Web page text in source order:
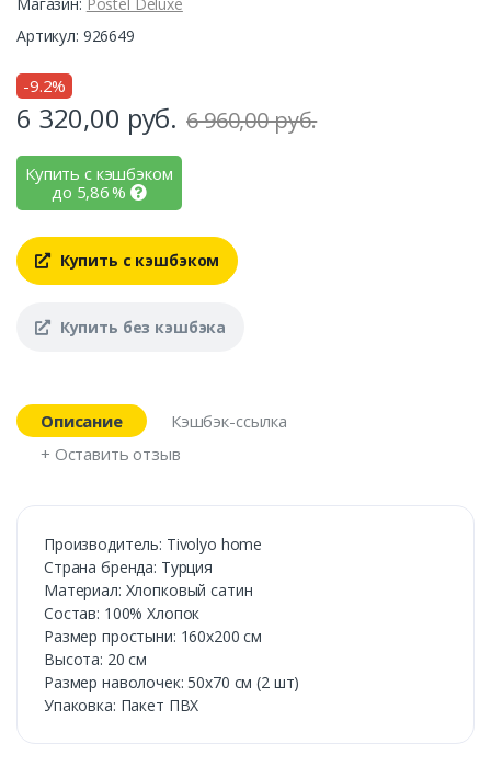
Артикул: 926649
-9.2%
6 320,00 руб. 6 960,00 руб.
Купить с кэшбэком
до 5,86%
Купить с кэшбэком
Купить без кэшбэка
Описание
Кэшбэк-ссылка
+ Оставить отзыв
Производитель: Tivolyo home
Страна бренда: Турция
Материал: Хлопковый сатин
Состав: 100% Хлопок
Размер простыни: 160х200 см
Высота: 20 см
Размер наволочек: 50х70 см (2 шт)
Упаковка: Пакет ПВХ